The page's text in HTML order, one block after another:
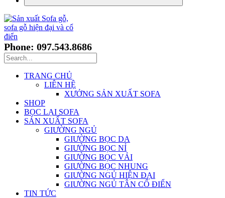
Phone: 097.543.8686
TRANG CHỦ
LIÊN HỆ
XƯỞNG SẢN XUẤT SOFA
SHOP
BỌC LẠI SOFA
SẢN XUẤT SOFA
GIƯỜNG NGỦ
GIƯỜNG BỌC DA
GIƯỜNG BỌC NỈ
GIƯỜNG BỌC VẢI
GIƯỜNG BỌC NHUNG
GIƯỜNG NGỦ HIỆN ĐẠI
GIƯỜNG NGỦ TÂN CỔ ĐIỂN
TIN TỨC